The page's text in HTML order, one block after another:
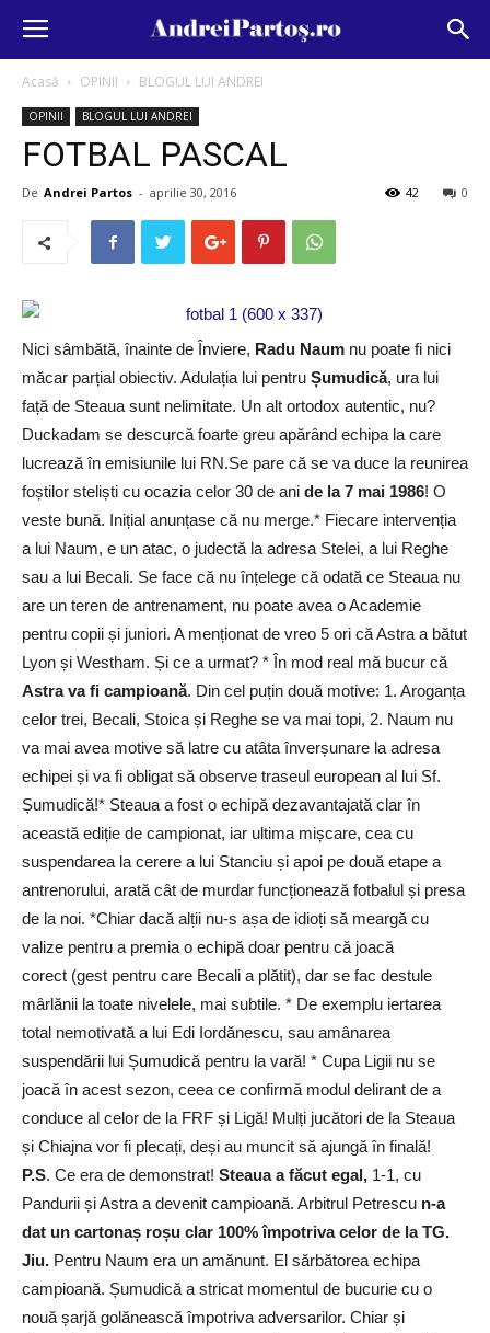
Acasă OPINII BLOGUL LUI ANDREI
OPINII BLOGUL LUI ANDREI
FOTBAL PASCAL
De Andrei Partos - aprilie 30, 2016 0
42
Nici sâmbătă, înainte de Înviere, Radu Naum nu poate fi nici
măcar parțial obiectiv. Adulația lui pentru Șumudică, ura lui
față de Steaua sunt nelimitate. Un alt ortodox autentic, nu?
Duckadam se descurcă foarte greu apărând echipa la care
lucrează în emisiunile lui RN.Se pare că se va duce la reunirea
foștilor steliști cu ocazia celor 30 de ani de la 7 mai 1986! O
veste bună. Inițial anunțase că nu merge.* Fiecare intervenția
a lui Naum, e un atac, o judectă la adresa Stelei, a lui Reghe
sau a lui Becali. Se face că nu înțelege că odată ce Steaua nu
are un teren de antrenament, nu poate avea o Academie
pentru copii și juniori. A menționat de vreo 5 ori că Astra a bătut
Lyon și Westham. Și ce a urmat? * În mod real mă bucur că
Astra va fi campioană. Din cel puțin două motive: 1. Aroganța
celor trei, Becali, Stoica și Reghe se va mai topi, 2. Naum nu
va mai avea motive să latre cu atâta înverșunare la adresa
echipei și va fi obligat să observe traseul european al lui Sf.
Șumudică!* Steaua a fost o echipă dezavantajată clar în
această ediție de campionat, iar ultima mișcare, cea cu
suspendarea la cerere a lui Stanciu și apoi pe două etape a
antrenorului, arată cât de murdar funcționează fotbalul și presa
de la noi. *Chiar dacă alții nu-s așa de idioți să meargă cu
valize pentru a premia o echipă doar pentru că joacă
corect (gest pentru care Becali a plătit), dar se fac destule
mârlănii la toate nivelele, mai subtile. * De exemplu iertarea
total nemotivată a lui Edi Iordănescu, sau amânarea
suspendării lui Șumudică pentru la vară! * Cupa Ligii nu se
joacă în acest sezon, ceea ce confirmă modul delirant de a
conduce al celor de la FRF și Ligă! Mulți jucători de la Steaua
și Chiajna vor fi plecați, deși au muncit să ajungă în finală!
P.S. Ce era de demonstrat! Steaua a făcut egal, 1-1, cu
Pandurii și Astra a devenit campioană. Arbitrul Petrescu n-a
dat un cartonaș roșu clar 100% împotriva celor de la TG.
Jiu. Pentru Naum era un amănunt. El sărbătorea echipa
campioană. Șumudică a stricat momentul de bucurie cu o
nouă șarjă golănească împotriva adversarilor. Chiar și